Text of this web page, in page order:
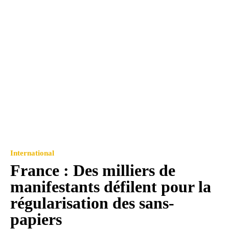
International
France : Des milliers de
manifestants défilent pour la
régularisation des sans-
papiers